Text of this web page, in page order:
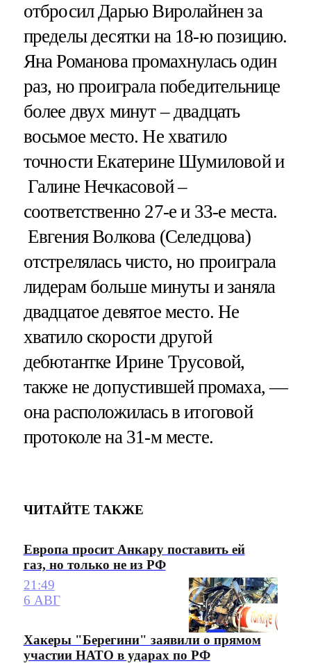
отбросил Дарью Виролайнен за
пределы десятки на 18-ю позицию.
Яна Романова промахнулась один
раз, но проиграла победительнице
более двух минут – двадцать
восьмое место. Не хватило
точности Екатерине Шумиловой и
Галине Нечкасовой –
соответственно 27-е и 33-е места.
Евгения Волкова (Селедцова)
отстрелялась чисто, но проиграла
лидерам больше минуты и заняла
двадцатое девятое место. Не
хватило скорости другой
дебютантке Ирине Трусовой,
также не допустившей промаха, —
она расположилась в итоговой
протоколе на 31-м месте.
ЧИТАЙТЕ ТАКЖЕ
Европа просит Анкару поставить ей
газ, но только не из РФ
21:49
6 АВГ
Хакеры "Берегини" заявили о прямом
участии НАТО в ударах по РФ